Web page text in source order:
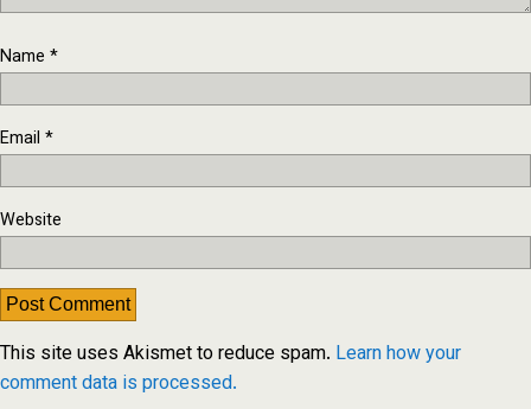
Name *
Email *
Website
This site uses Akismet to reduce spam. Learn how your
comment data is processed.